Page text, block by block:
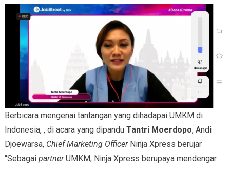
Berbicara mengenai tantangan yang dihadapai UMKM di
Indonesia, , di acara yang dipandu Tantri Moerdopo, Andi
Djoewarsa, Chief Marketing OfficerNinja Xpress berujar
“Sebagai partnerUMKM, Ninja Xpress berupaya mendengar